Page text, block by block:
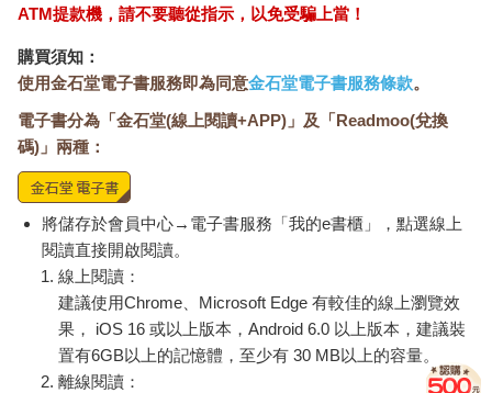
ATM提款機，請不要聽從指示，以免受騙上當！
購買須知：
使用金石堂電子書服務即為同意金石堂電子書服務條款。
電子書分為「金石堂(線上閱讀+APP)」及「Readmoo(兌換
碼)」兩種：
將儲存於會員中心→電子書服務「我的e書櫃」，點選線上
閱讀直接開啟閱讀。
線上閱讀：
建議使用Chrome、Microsoft Edge 有較佳的線上瀏覽效
果， iOS 16 或以上版本，Android 6.0 以上版本，建議裝
置有6GB以上的記憶體，至少有 30 MB以上的容量。
離線閱讀：